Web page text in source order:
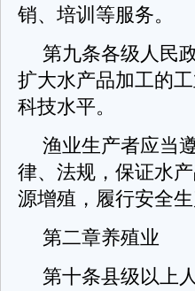
销、培训等服务。
第九条各级人民
扩大水产品加工的
科技水平。
渔业生产者应当
律、法规，保证水
源增殖，履行安全
第二章养殖业
第十条县级以上